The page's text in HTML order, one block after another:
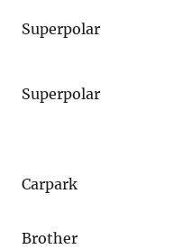
Superpolar
Superpolar
Carpark
Brother